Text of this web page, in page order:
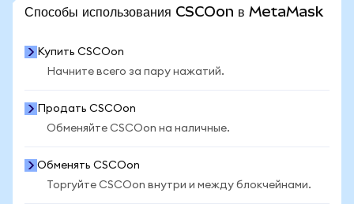
Способы использования CSCOon в MetaMask
Купить CSCOon
Начните всего за пару нажатий.
Продать CSCOon
Обменяйте CSCOon на наличные.
Обменять CSCOon
Торгуйте CSCOon внутри и между блокчейнами.